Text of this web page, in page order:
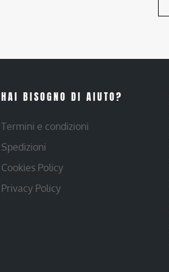
HAI BISOGNO DI AIUTO?
Termini e condizioni
Spedizioni
Cookies Policy
Privacy Policy